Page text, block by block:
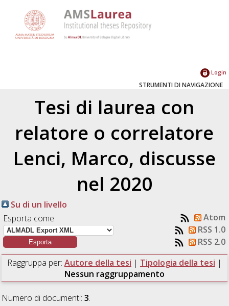
Login
STRUMENTI DI NAVIGAZIONE
Tesi di laurea con
relatore o correlatore
Lenci, Marco, discusse
nel 2020
Su di un livello
Esporta come
Atom
RSS 1.0
RSS 2.0
Raggruppa per: Autore della tesi | Tipologia della tesi |
Nessun raggruppamento
Numero di documenti:3.